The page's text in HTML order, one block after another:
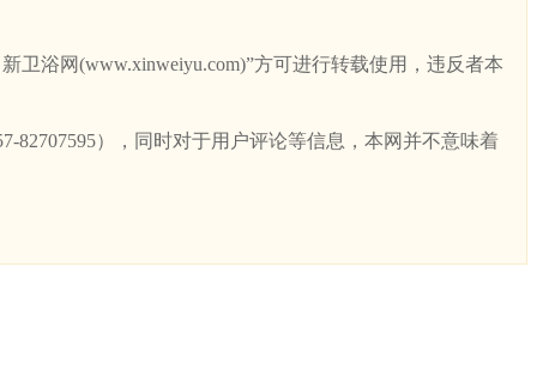
浴网(www.xinweiyu.com)”方可进行转载使用，违反者本
82707595），同时对于用户评论等信息，本网并不意味着